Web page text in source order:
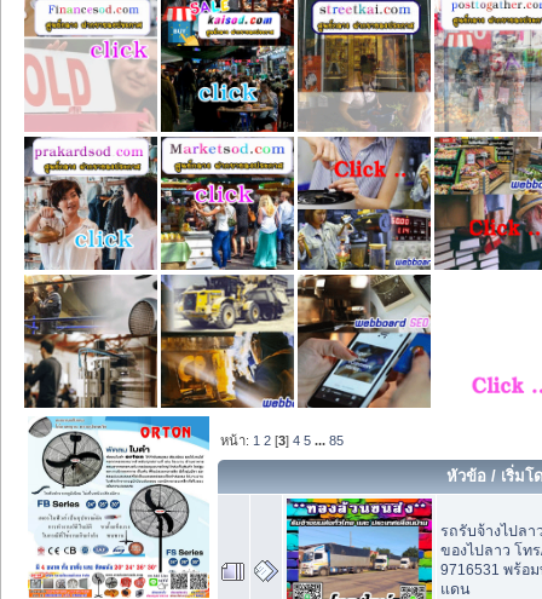
หน้า: 1 2 [3]4 5 ...85
หัวข้อ / เริ่มโ
รถรับจ้างไปลา
ของไปลาว โท
9716531 พร้อ
แดน